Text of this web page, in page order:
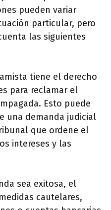
pueden variar
particular, pero
las siguientes
tiene el derecho
para reclamar el
Esto puede
una demanda judicial
que ordene el
intereses y las
sea exitosa, el
cautelares,